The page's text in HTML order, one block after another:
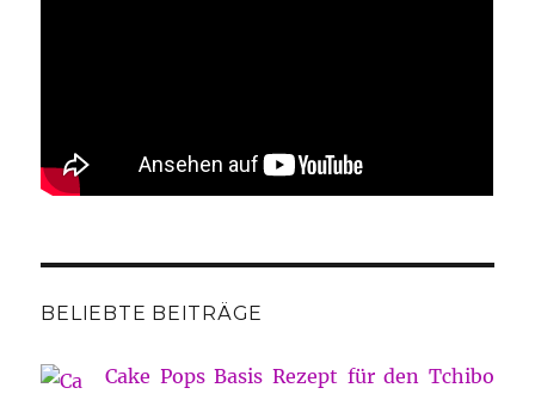
BELIEBTE BEITRÄGE
Cake Pops Basis Rezept für den Tchibo